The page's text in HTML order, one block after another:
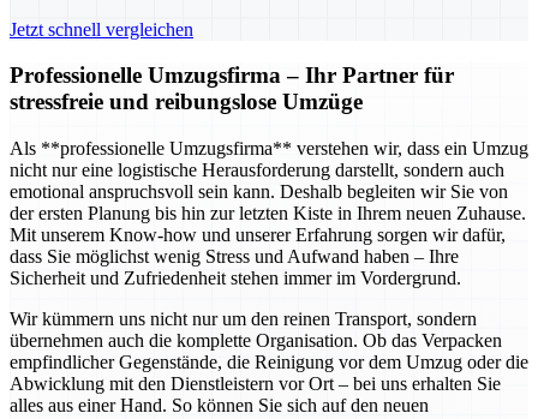
Jetzt schnell vergleichen
Professionelle Umzugsfirma – Ihr Partner für
stressfreie und reibungslose Umzüge
Als **professionelle Umzugsfirma** verstehen wir, dass ein Umzug
nicht nur eine logistische Herausforderung darstellt, sondern auch
emotional anspruchsvoll sein kann. Deshalb begleiten wir Sie von
der ersten Planung bis hin zur letzten Kiste in Ihrem neuen Zuhause.
Mit unserem Know-how und unserer Erfahrung sorgen wir dafür,
dass Sie möglichst wenig Stress und Aufwand haben – Ihre
Sicherheit und Zufriedenheit stehen immer im Vordergrund.
Wir kümmern uns nicht nur um den reinen Transport, sondern
übernehmen auch die komplette Organisation. Ob das Verpacken
empfindlicher Gegenstände, die Reinigung vor dem Umzug oder die
Abwicklung mit den Dienstleistern vor Ort – bei uns erhalten Sie
alles aus einer Hand. So können Sie sich auf den neuen